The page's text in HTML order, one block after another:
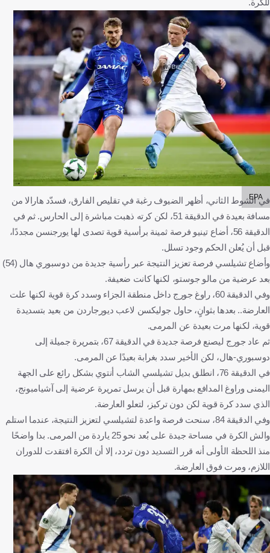
للكرة.
EPA
في الشوط الثاني، أظهر الضيوف رغبة في تقليص الفارق، فسدّد هارالا من
مسافة بعيدة في الدقيقة 51، لكن كرته ذهبت مباشرة إلى الحارس. ثم في
الدقيقة 56، أضاع تينيو فرصة ثمينة برأسية قوية تصدى لها يورجنسن مجددًا،
قبل أن يُعلن الحكم وجود تسلل.
وأضاع تشيلسي فرصة تعزيز النتيجة عبر رأسية جديدة من دوسبوري هال (54)
بعد عرضية من مالو جوستو، لكنها كانت ضعيفة.
وفي الدقيقة 60، راوغ جورج داخل منطقة الجزاء وسدد كرة قوية لكنها علت
العارضة.. بعدها بثوانٍ، حاول جوليكسن لاعب ديورجاردن من بعيد بتسديدة
قوية، لكنها مرت بعيدة عن المرمى.
ثم عاد جورج ليصنع فرصة جديدة في الدقيقة 67، بتمريرة جميلة إلى
دوسبوري-هال، لكن الأخير سدد بغرابة بعيدًا عن المرمى.
في الدقيقة 76، انطلق بديل تشيلسي الشاب أنتوي بشكل رائع على الجهة
اليمنى وراوغ المدافع بمهارة قبل أن يرسل تمريرة عرضية إلى آشيامبونج،
الذي سدد كرة قوية لكن دون تركيز، لتعلو العارضة.
وفي الدقيقة 84، سنحت فرصة واعدة لتشيلسي لتعزيز النتيجة، عندما استلم
والش الكرة في مساحة جيدة على بُعد نحو 25 ياردة من المرمى. بدا واضحًا
منذ اللحظة الأولى أنه قرر التسديد دون تردد، إلا أن الكرة افتقدت للدوران
اللازم، ومرت فوق العارضة.